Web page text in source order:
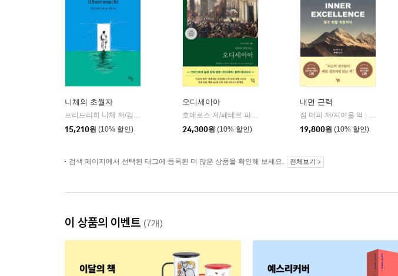
니체의 초월자
프리드리히 니체 저/김철 편역
15,210원 (10% 할인)
오디세이아
호메로스 저/페테르 파울 루벤스 그림/박문재 역 | 현대지성
24,300원 (10% 할인)
내면 근력
짐 머피 저/지여울 역
윌북
19,800원 (10% 할인)
검색 페이지에서 선택된 태그에 등록된 더 많은 상품을 확인해 보세요. 전체보기
이 상품의 이벤트 (7개)